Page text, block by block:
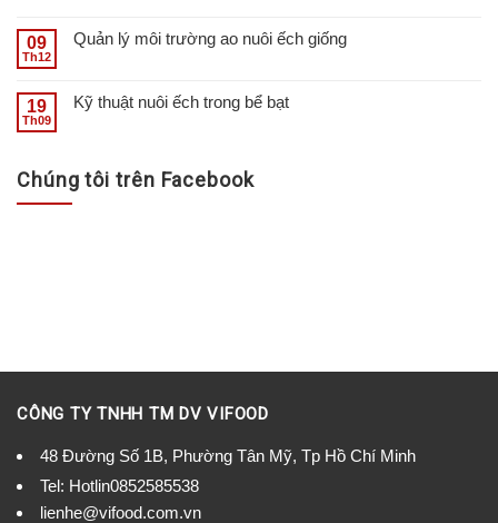
09
Th12
Quản lý môi trường ao nuôi ếch giống
19
Th09
Kỹ thuật nuôi ếch trong bể bạt
Chúng tôi trên Facebook
CÔNG TY TNHH TM DV VIFOOD
48 Đường Số 1B, Phường Tân Mỹ, Tp Hồ Chí Minh
Tel: Hotlin0852585538
lienhe@vifood.com.vn